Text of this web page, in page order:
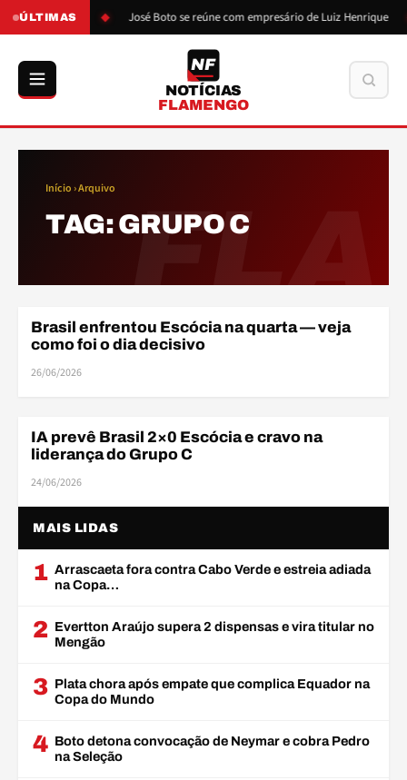
ÚLTIMAS
de Boto José Boto se reúne com empresário de Luiz Henrique
NF
NOTÍCIAS
FLAMENGO
FLA
Início › Arquivo
TAG:GRUPO C
COPA DO MUNDO
Brasil enfrentou Escócia na quarta — veja
como foi o dia decisivo
26/06/2026
COPA DO MUNDO
IA prevê Brasil 2×0 Escócia e cravo na
liderança do Grupo C
24/06/2026
MAIS LIDAS
1 Arrascaeta fora contra Cabo Verde e estreia adiada
na Copa…
2 Evertton Araújo supera 2 dispensas e vira titular no
Mengão
3 Plata chora após empate que complica Equador na
Copa do Mundo
4 Boto detona convocação de Neymar e cobra Pedro
na Seleção